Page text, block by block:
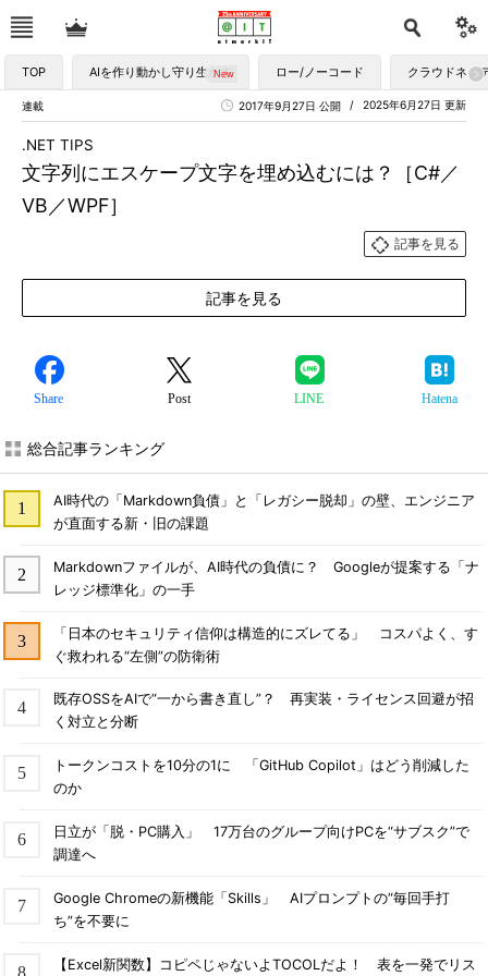
TOP AIを作り動かし守り生かす ロー/ノーコード クラウドネイ
連載 2025年6月27日 更新
2017年9月27日 公開
文字列にエスケープ文字を埋め込むには？［C#／
VB／WPF］
.NET TIPS
記事を見る
記事を見る
Share Post LINE Hatena
総合記事ランキング
AI時代の「Markdown負債」と「レガシー脱却」の壁、エンジニア
が直面する新・旧の課題
Markdownファイルが、AI時代の負債に？ Googleが提案する「ナ
レッジ標準化」の一手
「日本のセキュリティ信仰は構造的にズレてる」 コスパよく、す
ぐ救われる“左側”の防衛術
既存OSSをAIで“一から書き直し”？ 再実装・ライセンス回避が招
く対立と分断
トークンコストを10分の1に 「GitHub Copilot」はどう削減した
のか
日立が「脱・PC購入」 17万台のグループ向けPCを“サブスク”で
調達へ
Google Chromeの新機能「Skills」 AIプロンプトの“毎回手打
ち”を不要に
【Excel新関数】コピペじゃないよTOCOLだよ！ 表を一発でリス